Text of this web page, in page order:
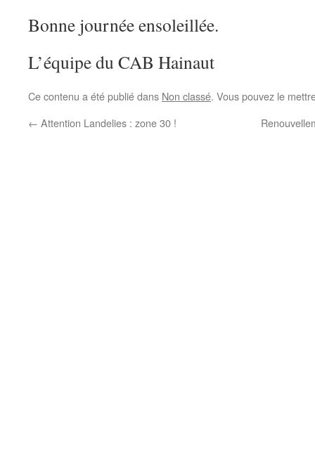
Bonne journée ensoleillée.
L’équipe du CAB Hainaut
Ce contenu a été publié dans Non classé. Vous pouvez le
← Attention Landelies : zone 30 !